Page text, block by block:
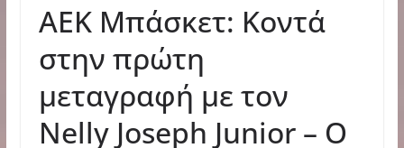
ΑΕΚ Μπάσκετ: Κοντά
στην πρώτη
μεταγραφή με τον
Nelly Joseph Junior – Ο